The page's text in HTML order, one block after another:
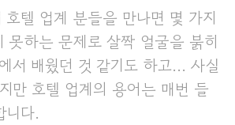
호텔 업계 분들을 만나면 몇 가지
못하는 문제로 살짝 얼굴을 붉히
서 배웠던 것 같기도 하고... 사실
만 호텔 업계의 용어는 매번 들
니다.